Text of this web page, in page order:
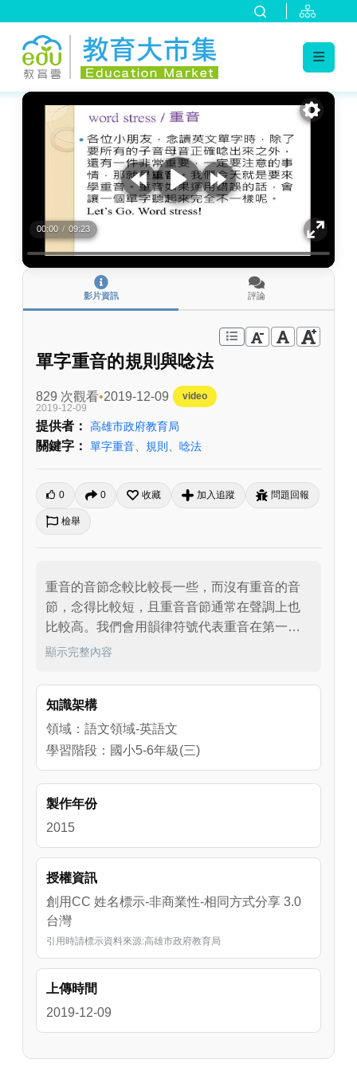
:::
00:00 / 09:23
影片資訊 評論
單字重音的規則與唸法
829 次觀看 2019-12-09
video
2019-12-09
提供者： 高雄市政府教育局
關鍵字： 單字重音 規則 唸法
0 0 收藏 加入追蹤 問題回報
檢舉
重音的音節念較比較長一些，而沒有重音的音
節，念得比較短，且重音音節通常在聲調上也
比較高。我們會用韻律符號代表重音在第一音
節。接著介紹重音在第一、第二、第三、第四
顯示完整內容
知識架構
領域：語文領域-英語文
學習階段：國小5-6年級(三)
製作年份
2015
授權資訊
創用CC 姓名標示-非商業性-相同方式分享 3.0
台灣
引用時請標示資料來源:高雄市政府教育局
上傳時間
2019-12-09